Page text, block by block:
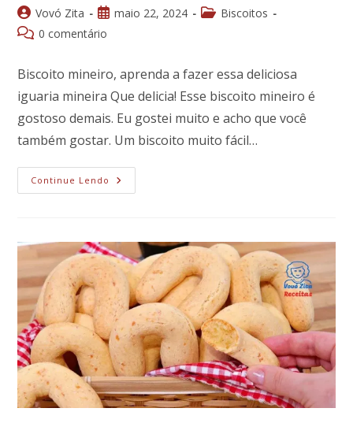
Autor
do
Vovó Zita
Post
publicado:
maio 22, 2024
Categoria
Biscoitos
Comentários
post:
0 comentário
Biscoito mineiro, aprenda a fazer essa deliciosa
iguaria mineira Que delicia! Esse biscoito mineiro é
gostoso demais. Eu gostei muito e acho que você
também gostar. Um biscoito muito fácil…
Continue Lendo Biscoito
Mineiro